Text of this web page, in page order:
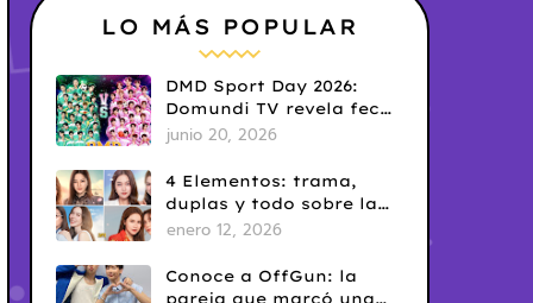
LO MÁS POPULAR
DMD Sport Day 2026:
Domundi TV revela fecha
y temática
junio 20, 2026
4 Elementos: trama,
duplas y todo sobre la
saga GL antes de su
enero 12, 2026
Conoce a OffGun: la
pareja que marcó una